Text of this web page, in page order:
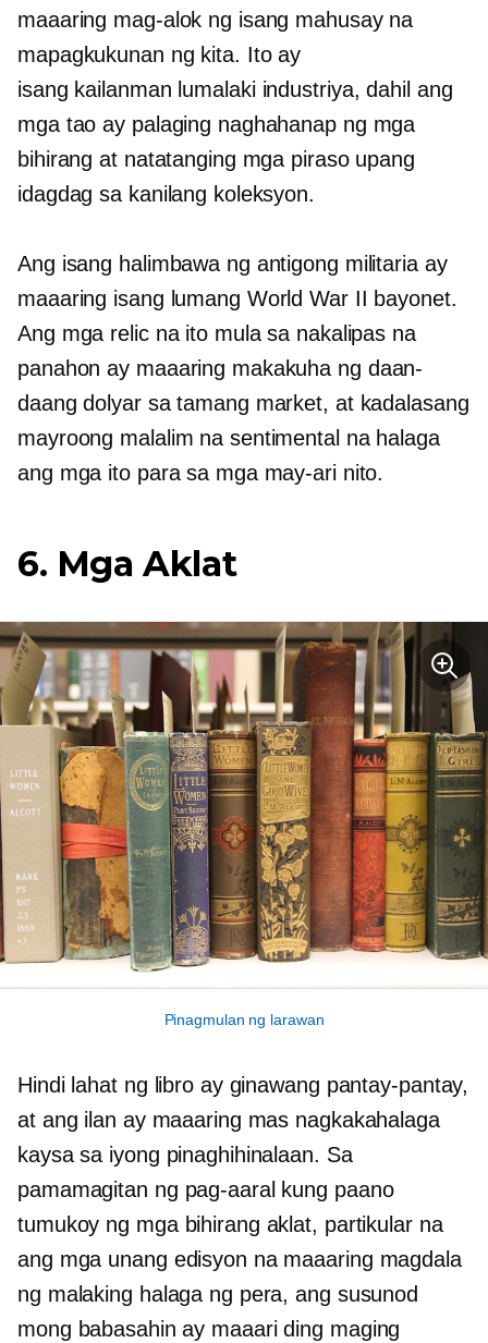
maaaring mag-alok ng isang mahusay na
mapagkukunan ng kita. Ito ay
isang kailanman lumalakiindustriya, dahil ang
mga tao ay palaging naghahanap ng mga
bihirang at natatanging mga piraso upang
idagdag sa kanilang koleksyon.
Ang isang halimbawa ng antigong militaria ay
maaaring isang lumang World War II bayonet.
Ang mga relic na ito mula sa nakalipas na
panahon ay maaaring makakuha ng daan-
daang dolyar sa tamang market, at kadalasang
mayroong malalim na sentimental na halaga
ang mga ito para sa mga may-ari nito.
6. Mga Aklat
Pinagmulan ng larawan
Hindi lahat ng libro ay ginawang pantay-pantay,
at ang ilan ay maaaring mas nagkakahalaga
kaysa sa iyong pinaghihinalaan. Sa
pamamagitan ng pag-aaral kung paano
tumukoy ng mga bihirang aklat, partikular na
ang mga unang edisyon na maaaring magdala
ng malaking halaga ng pera, ang susunod
mong babasahin ay maaari ding maging